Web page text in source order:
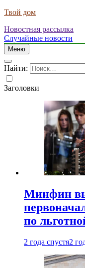
Твой дом
Новостная рассылка
Случайные новости
Меню
Найти:
Заголовки
Минфин
по
2 года спустя2